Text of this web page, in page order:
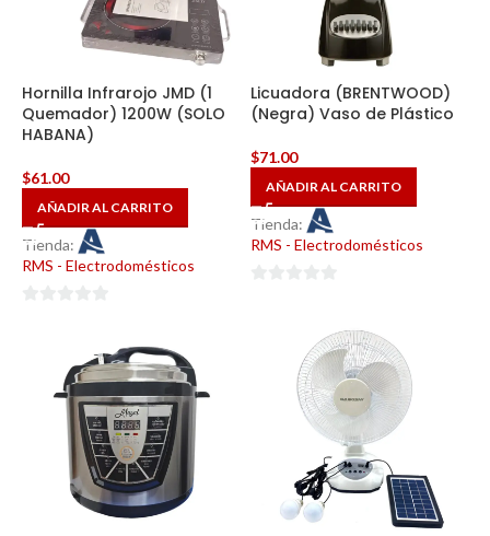
Hornilla Infrarojo JMD (1
Quemador) 1200W (SOLO
HABANA)
$61.00
AÑADIR AL CARRITO
Tienda:
RMS - Electrodomésticos
Licuadora (BRENTWOOD)
(Negra) Vaso de Plástico
$71.00
AÑADIR AL CARRITO
Tienda:
RMS - Electrodomésticos